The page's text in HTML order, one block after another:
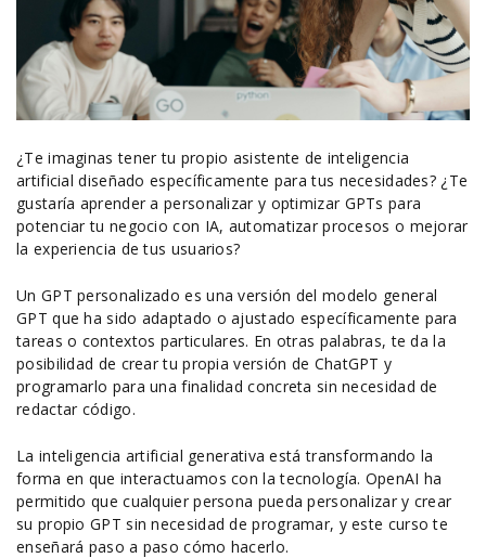
¿Te imaginas tener tu propio asistente de inteligencia
artificial diseñado específicamente para tus necesidades? ¿Te
gustaría aprender a personalizar y optimizar GPTs para
potenciar tu negocio con IA, automatizar procesos o mejorar
la experiencia de tus usuarios?
Un GPT personalizado es una versión del modelo general
GPT que ha sido adaptado o ajustado específicamente para
tareas o contextos particulares. En otras palabras, te da la
posibilidad de crear tu propia versión de ChatGPT y
programarlo para una finalidad concreta sin necesidad de
redactar código.
La inteligencia artificial generativa está transformando la
forma en que interactuamos con la tecnología. OpenAI ha
permitido que cualquier persona pueda personalizar y crear
su propio GPT sin necesidad de programar, y este curso te
enseñará paso a paso cómo hacerlo.